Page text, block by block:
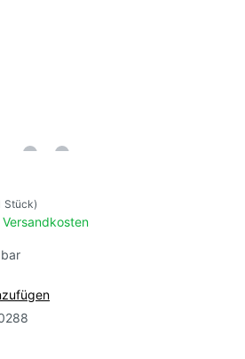
Stück)